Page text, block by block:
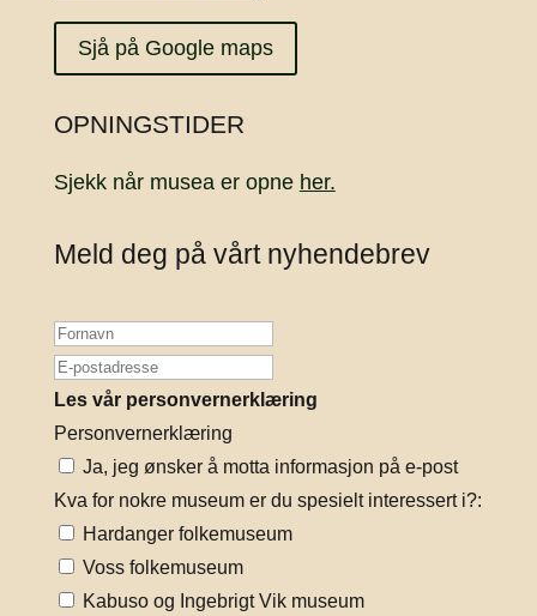
Sjå på Google maps
OPNINGSTIDER
Sjekk når musea er opne her.
Meld deg på vårt nyhendebrev
Les vår personvernerklæring
Personvernerklæring
Ja, jeg ønsker å motta informasjon på e-post
Kva for nokre museum er du spesielt interessert i?:
Hardanger folkemuseum
Voss folkemuseum
Kabuso og Ingebrigt Vik museum